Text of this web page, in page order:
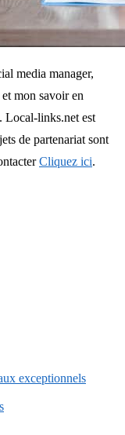
media manager,
mon savoir en
Local-links.net est
de partenariat sont
Cliquez ici.
exceptionnels